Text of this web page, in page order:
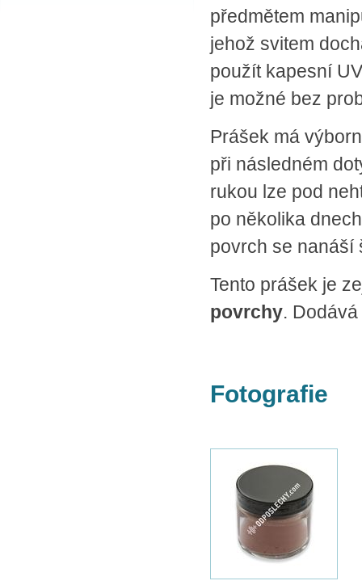
předmětem
jehož svitem
použít kapesní
je možné bez
Prášek má
při následném
rukou lze pod
po několika
povrch se nanáší
Tento prášek je
povrchy.
Fotografie